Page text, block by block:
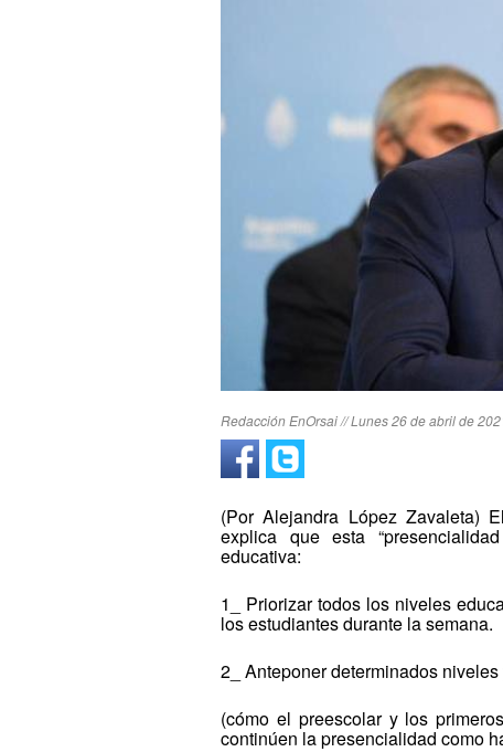
Redacción EnOrsai // Lunes 26 de abril de
(Por Alejandra López Zavaleta)
explica que esta
educativa:
1_ Priorizar todos los niveles
los estudiantes durante la semana.
2_ Anteponer determinados
(cómo el preescolar y los
continúen la presencialidad como